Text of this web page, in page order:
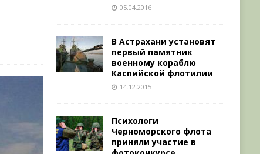
05.04.2016
В Астрахани установят
первый памятник
военному кораблю
Каспийской флотилии
14.12.2015
Психологи
Черноморского флота
приняли участие в